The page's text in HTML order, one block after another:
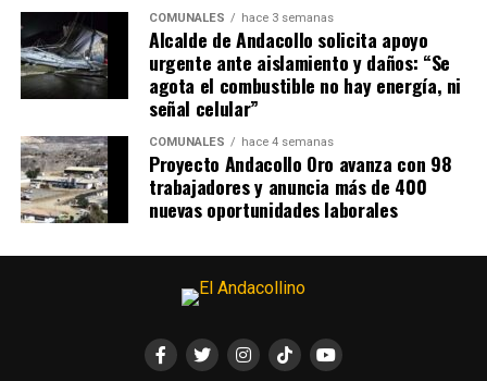
COMUNALES hace 3 semanas
Alcalde de Andacollo solicita apoyo
urgente ante aislamiento y daños: “Se
agota el combustible no hay energía, ni
señal celular”
COMUNALES hace 4 semanas
Proyecto Andacollo Oro avanza con 98
trabajadores y anuncia más de 400
nuevas oportunidades laborales